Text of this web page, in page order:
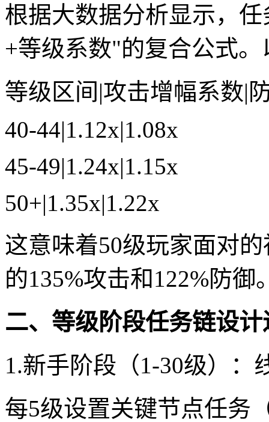
根据大数据分析显示，
+等级系数"的复合公式
等级区间|攻击增幅系数|
40-44|1.12x|1.08x
45-49|1.24x|1.15x
50+|1.35x|1.22x
这意味着50级玩家面对
的135%攻击和122%防御
二、等级阶段任务链设计
1.新手阶段（1-30级）：
每5级设置关键节点任务